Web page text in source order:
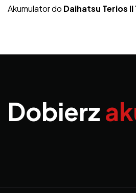
Akumulator do Daihatsu Terios II
Dobierz